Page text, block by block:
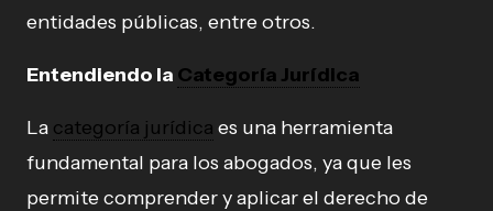
entidades públicas, entre otros.
Entendiendo la Categoría Jurídica
La categoría jurídica es una herramienta
fundamental para los abogados, ya que les
permite comprender y aplicar el derecho de